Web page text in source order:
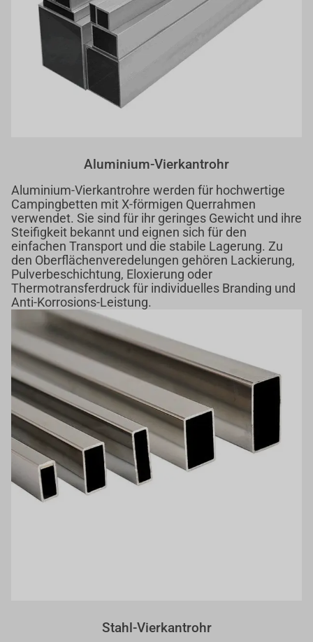
Aluminium-Vierkantrohr
Aluminium-Vierkantrohre werden für hochwertige
Campingbetten mit X-förmigen Querrahmen
verwendet. Sie sind für ihr geringes Gewicht und ihre
Steifigkeit bekannt und eignen sich für den
einfachen Transport und die stabile Lagerung. Zu
den Oberflächenveredelungen gehören Lackierung,
Pulverbeschichtung, Eloxierung oder
Thermotransferdruck für individuelles Branding und
Anti-Korrosions-Leistung.
Stahl-Vierkantrohr